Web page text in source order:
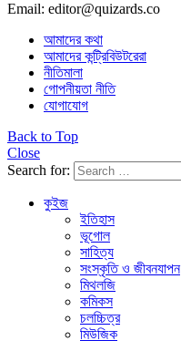
Email: editor@quizards.co
আমাদের কথা
আমাদের কন্ট্রিবিউটরেরা
নীতিমালা
গোপনীয়তা নীতি
যোগাযোগ
Back to Top
Close
Search for:
কুইজ
ইতিহাস
ভূগোল
সাহিত্য
সংস্কৃতি ও জীবনযাপন
মিথলজি
কমিকস
চলচ্চিত্র
মিউজিক